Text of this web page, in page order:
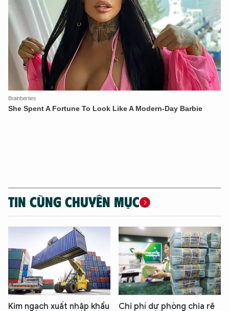
TIN CÙNG CHUYÊN MỤC
Kim ngạch xuất nhập khẩu Chi phí dự phòng chia rẽ